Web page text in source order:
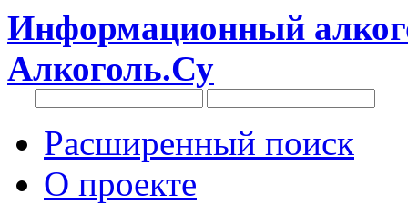
Информационный
Алкоголь.Су
Расширенный поиск
О проекте